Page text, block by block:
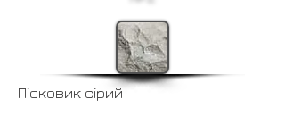
Пісковик сірий